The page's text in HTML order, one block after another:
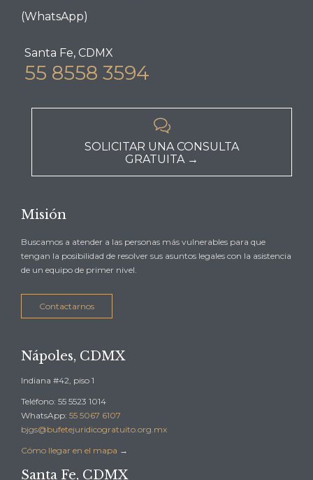
(WhatsApp)
Santa Fe, CDMX
55 8558 3594

SOLICITAR UNA CONSULTA
GRATUITA →
Misión
Buscamos a atender a las personas más vulnerables para que
tengan la posibilidad de resolver sus asuntos legales con la asistencia
de un equipo de primer nivel.
Contactarnos
Nápoles, CDMX
Indiana #42, piso 1
Teléfono: 55 5523 1014
WhatsApp: 55 5067 6107
bjgs@bufetejuridicogratuito.org.mx
Cómo llegar en el mapa →
Santa Fe, CDMX